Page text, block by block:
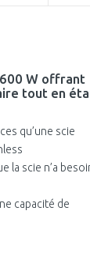
W offrant
tout en
qu’une scie
la scie n’a
capacité de